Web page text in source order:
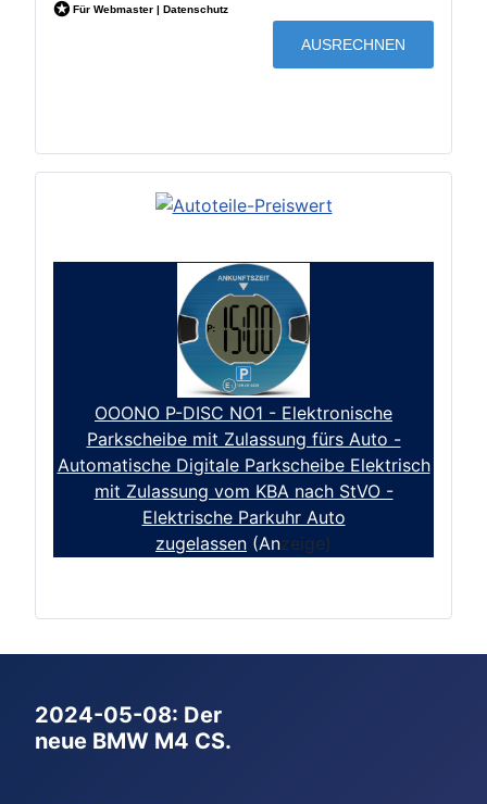
OOONO P-DISC NO1 - Elektronische
Parkscheibe mit Zulassung fürs Auto -
Automatische Digitale Parkscheibe Elektrisch
mit Zulassung vom KBA nach StVO -
Elektrische Parkuhr Auto
zugelassen (Anzeige)
2024-05-08: Der
neue BMW M4 CS.